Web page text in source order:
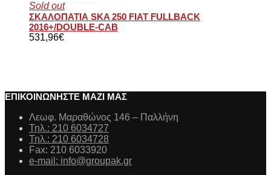
Sold out
ΣΚΑΛΟΠΑΤΙΑ SKA 250 FIAT FULLBACK
2016+/DOUBLE-CAB
531,96€
ΕΠΙΚΟΙΝΩΝΗΣΤΕ ΜΑΖΙ ΜΑΣ
Λεωφ. Μαραθώνος 146 – Παλλήνη
Τηλ.: 210 6034727
Τηλ.: 210 6034728
Fax: 210 6033920
e-mail: info@groupak.gr